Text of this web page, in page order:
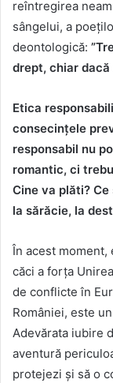
reîntregirea
sângelui, a
deontologică:
drept, chiar dacă
Etica
consecințele
responsabil nu
romantic, ci
Cine va plăti?
la sărăcie, la
În acest
căci a forța
de conflicte în
României, este
Adevărata iubire
aventură
protejezi și să o